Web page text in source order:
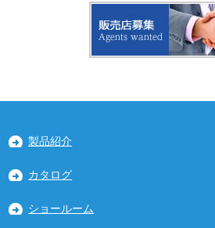
製品紹介
カタログ
ショールーム